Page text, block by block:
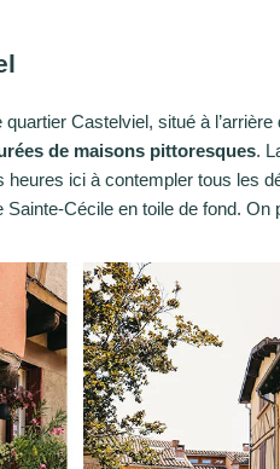
Castelviel, situé à
de maisons pittoresques.
heures ici à contempler tous les
Cécile en toile de fond.